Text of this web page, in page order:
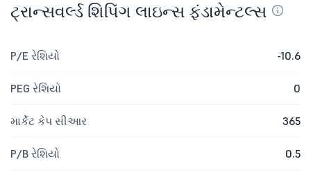
ટ્રાન્સવર્લ્ડ શિપિંગ લાઇન્સ ફંડામેન્ટલ્સ
P/E રેશિયો -10.6
PEG રેશિયો 0
માર્કેટ કેપ સીઆર 365
P/B રેશિયો 0.5